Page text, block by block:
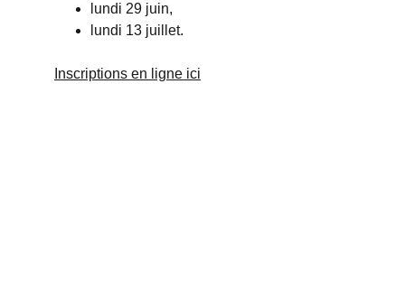
lundi 29 juin,
lundi 13 juillet.
Inscriptions en ligne ici